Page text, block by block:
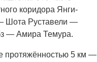
коридора Янги-
Шота Руставели —
— Амира Темура.
протяжённостью 5 км —